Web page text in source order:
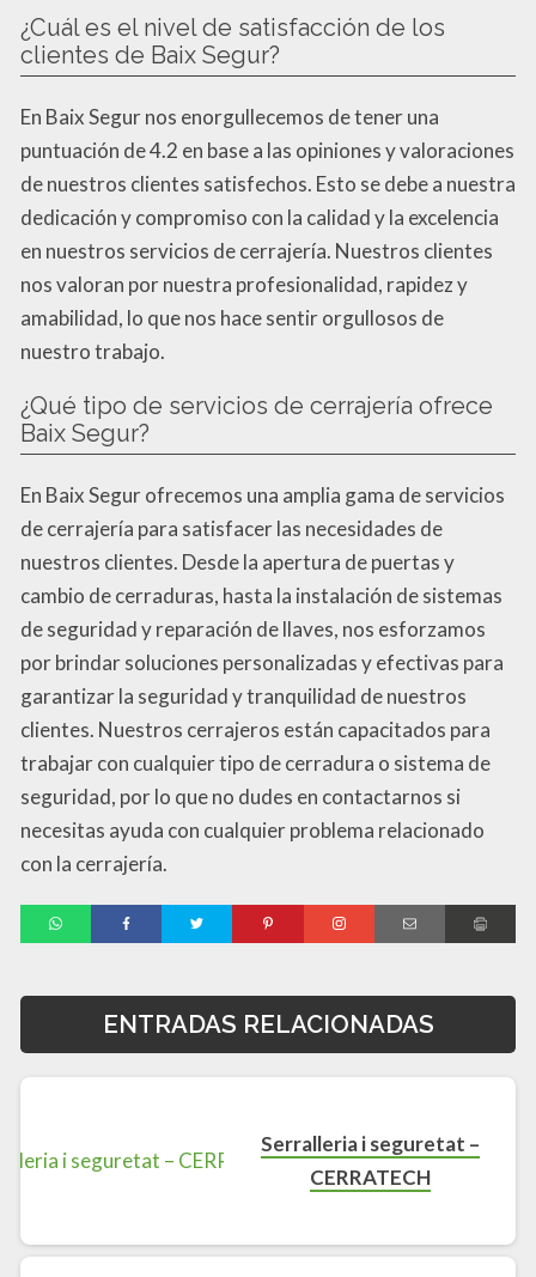
¿Cuál es el nivel de satisfacción de los
clientes de Baix Segur?
En Baix Segur nos enorgullecemos de tener una
puntuación de 4.2 en base a las opiniones y valoraciones
de nuestros clientes satisfechos. Esto se debe a nuestra
dedicación y compromiso con la calidad y la excelencia
en nuestros servicios de cerrajería. Nuestros clientes
nos valoran por nuestra profesionalidad, rapidez y
amabilidad, lo que nos hace sentir orgullosos de
nuestro trabajo.
¿Qué tipo de servicios de cerrajería ofrece
Baix Segur?
En Baix Segur ofrecemos una amplia gama de servicios
de cerrajería para satisfacer las necesidades de
nuestros clientes. Desde la apertura de puertas y
cambio de cerraduras, hasta la instalación de sistemas
de seguridad y reparación de llaves, nos esforzamos
por brindar soluciones personalizadas y efectivas para
garantizar la seguridad y tranquilidad de nuestros
clientes. Nuestros cerrajeros están capacitados para
trabajar con cualquier tipo de cerradura o sistema de
seguridad, por lo que no dudes en contactarnos si
necesitas ayuda con cualquier problema relacionado
con la cerrajería.
ENTRADAS RELACIONADAS
Serralleria i seguretat –
CERRATECH